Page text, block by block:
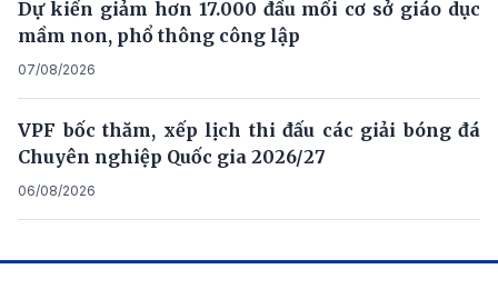
Dự kiến giảm hơn 17.000 đầu mối cơ sở giáo dục
mầm non, phổ thông công lập
07/08/2026
VPF bốc thăm, xếp lịch thi đấu các giải bóng đá
Chuyên nghiệp Quốc gia 2026/27
06/08/2026